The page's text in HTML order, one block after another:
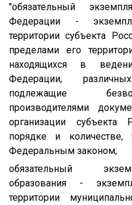
"обязательный
Федерации -
территории субъекта
пределами его
находящихся в
Федерации,
подлежащие
производителями
организации
порядке и количестве,
Федеральным законом;
обязательный
образования -
территории